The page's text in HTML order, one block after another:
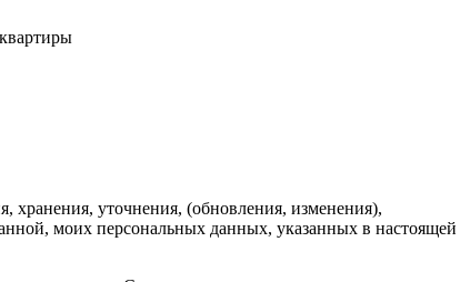
хранения, уточнения, (обновления, изменения),
моих персональных данных, указанных в настоящей